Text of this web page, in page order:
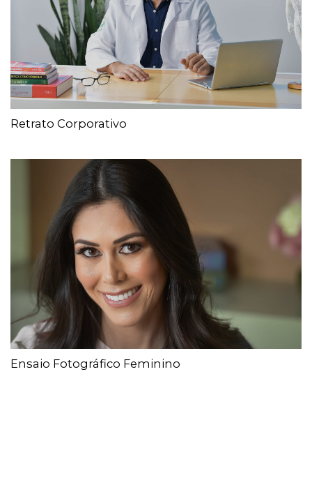
Retrato Corporativo
Ensaio Fotográfico Feminino